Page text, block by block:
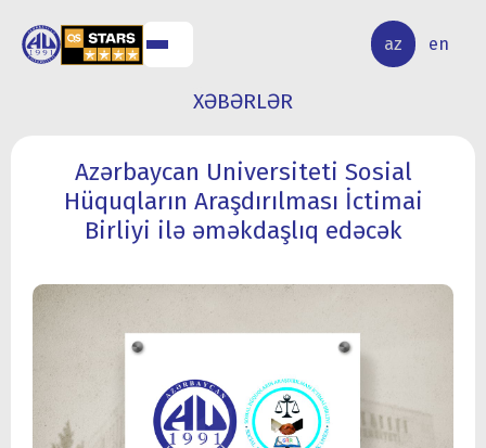
az en
ELMİ
TƏDQİQAT
XƏBƏRLƏR
Azərbaycan Universiteti Sosial
Hüquqların Araşdırılması İctimai
Birliyi ilə əməkdaşlıq edəcək